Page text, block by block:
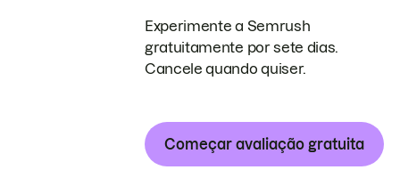
Experimente a Semrush
gratuitamente por sete dias.
Cancele quando quiser.
Começar avaliação gratuita